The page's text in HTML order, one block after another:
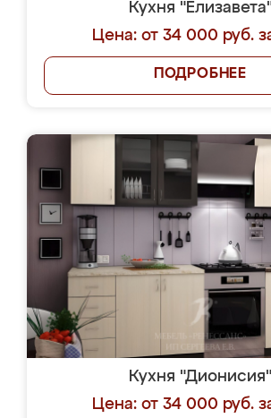
Кухня
Цена: от 34 000 руб.
ПОДРОБНЕЕ
Кухня "Дионисия"
Цена: от 34 000 руб.